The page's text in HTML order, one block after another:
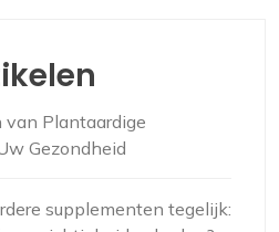
van Plantaardige
Gezondheid
supplementen tegelijk: